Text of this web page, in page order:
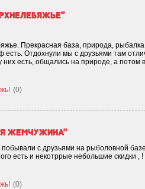
Прекрасная база, природа,
Отдохнули мы с друзьями там
есть, общались на природе, а потом
(0)
жемчужина"
с друзьями на рыболовной
есть и некотррые небольшие скидки , !
(0)